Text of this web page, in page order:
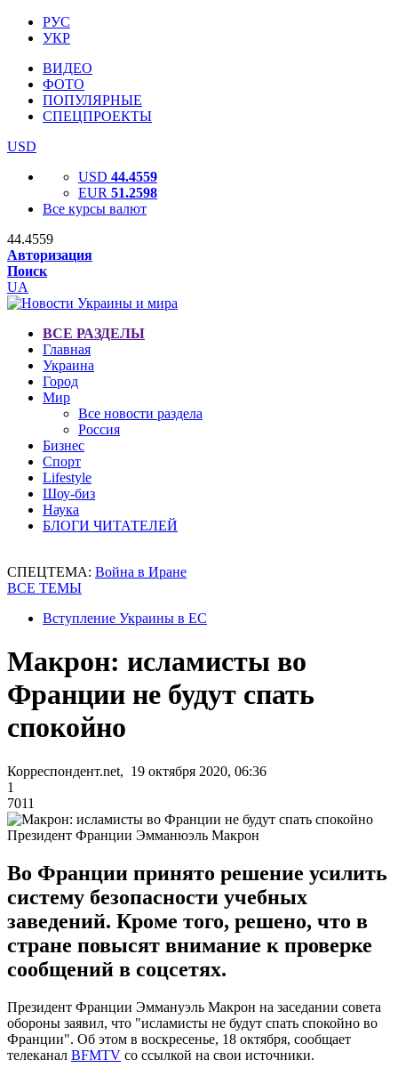
РУС
УКР
ВИДЕО
ФОТО
ПОПУЛЯРНЫЕ
СПЕЦПРОЕКТЫ
USD
USD 44.4559
EUR 51.2598
Все курсы валют
44.4559
Авторизация
Поиск
UA
ВСЕ РАЗДЕЛЫ
Главная
Украина
Город
Мир
Все новости раздела
Россия
Бизнес
Спорт
Lifestyle
Шоу-биз
Наука
БЛОГИ ЧИТАТЕЛЕЙ
СПЕЦТЕМА: Война в Иране
ВСЕ ТЕМЫ
Вступление Украины в ЕС
Макрон: исламисты во
Франции не будут спать
спокойно
Корреспондент.net, 19 октября 2020, 06:36
1
7011
Президент Франции Эмманюэль Макрон
Во Франции принято решение усилить
систему безопасности учебных
заведений. Кроме того, решено, что в
стране повысят внимание к проверке
сообщений в соцсетях.
Президент Франции Эммануэль Макрон на заседании совета
обороны заявил, что "исламисты не будут спать спокойно во
Франции". Об этом в воскресенье, 18 октября, сообщает
телеканал BFMTV со ссылкой на свои источники.